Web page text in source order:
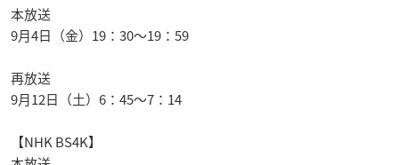
本放送
9月4日（金）19：30～19：59
再放送
9月12日（土）6：45～7：14
【NHK BS4K】